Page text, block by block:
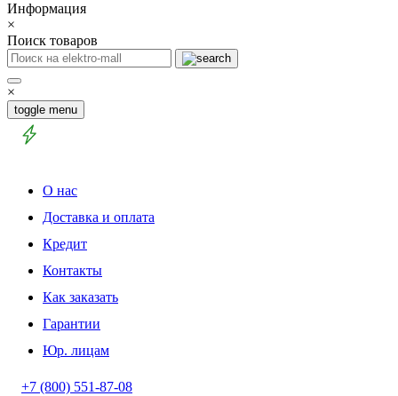
Информация
×
Поиск товаров
×
toggle menu
О нас
Доставка и оплата
Кредит
Контакты
Как заказать
Гарантии
Юр. лицам
+7 (800) 551-87-08